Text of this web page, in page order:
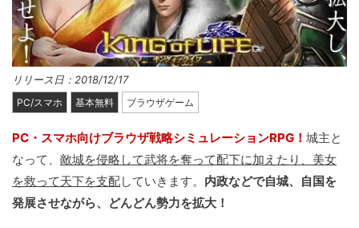
リリース日：2018/12/17
PC/スマホ 基本無料 ブラウザゲーム
PC・スマホ向けブラウザ戦略シミュレーションRPG！ 城主と
なって、 敵城を侵略して武将を奪って配下に加えたり、美女
を救って天下を支配していきます。 内政などで自城、自国を
発展させながら、どんどん勢力を拡大！